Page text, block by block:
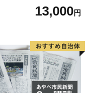
村・曽根町が合併し
は阿弥陀村・米田
高砂市になり、一層
13,000円